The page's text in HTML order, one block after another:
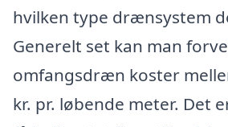
hvilken type drænsystem
Generelt set kan man
omfangsdræn koster
kr. pr. løbende meter. Det